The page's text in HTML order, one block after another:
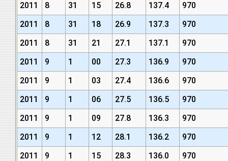
2011
8 31 15 26.8 137.4
970
2011
8 31 18 26.9 137.3
970
2011
8 31 21 27.1 137.1
970
2011
9 1 00 27.3 136.9
970
2011
9 1 03 27.4 136.6
970
2011
9 1 06 27.5 136.5
970
2011
9 1 09 27.8 136.3
970
2011
9 1 12 28.1 136.2
970
2011
9 1 15 28.3 136.0
970